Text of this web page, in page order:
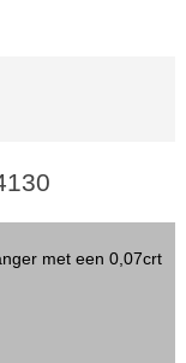
met een 0,07crt